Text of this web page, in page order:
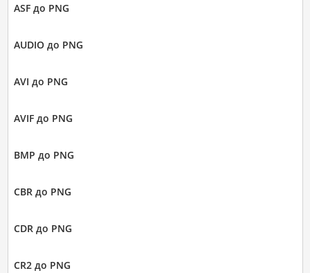
ASF до PNG
AUDIO до PNG
AVI до PNG
AVIF до PNG
BMP до PNG
CBR до PNG
CDR до PNG
CR2 до PNG